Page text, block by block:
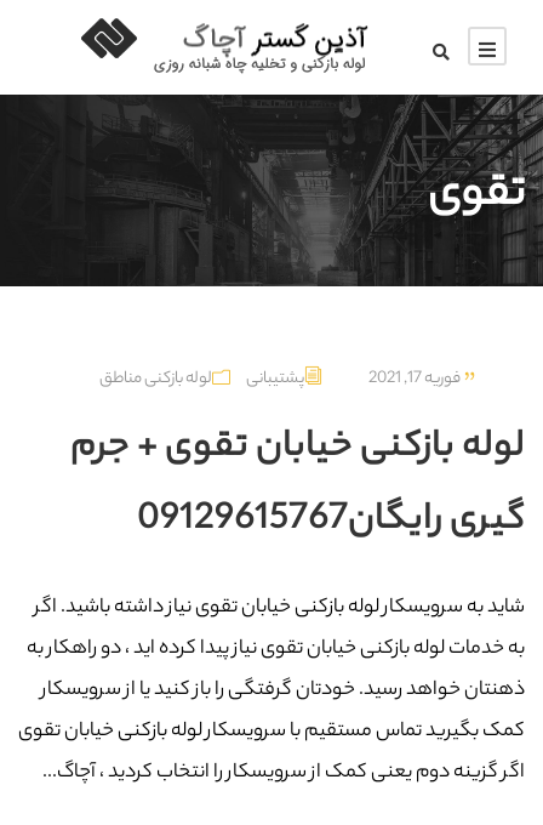
تقوی
فوریه 17, 2021 پشتیبانی لوله بازکنی مناطق
لوله بازکنی خیابان تقوی + جرم
گیری رایگان09129615767
شاید به سرویسکار لوله بازکنی خیابان تقوی نیاز داشته باشید. اگر
به خدمات لوله بازکنی خیابان تقوی نیاز پیدا کرده اید ، دو راهکار به
ذهنتان خواهد رسید. خودتان گرفتگی را باز کنید یا از سرویسکار
کمک بگیرید تماس مستقیم با سرویسکار لوله بازکنی خیابان تقوی
اگر گزینه دوم یعنی کمک از سرویسکار را انتخاب کردید ، آچاگ...